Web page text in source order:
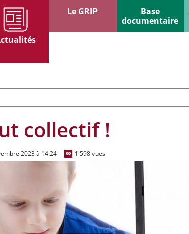
Le GRIP
Base
documentaire
collectif !
2023 à 14:24 1 598 vues